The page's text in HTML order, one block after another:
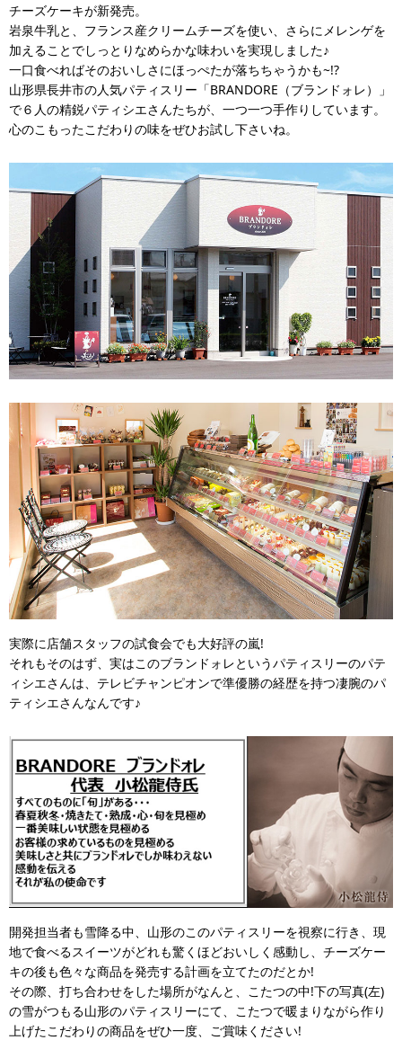
チーズケーキが新発売。
岩泉牛乳と、フランス産クリームチーズを使い、さらにメレンゲを
加えることでしっとりなめらかな味わいを実現しました♪
一口食べればそのおいしさにほっぺたが落ちちゃうかも~!?
山形県長井市の人気パティスリー「BRANDORE（ブランドォレ）」
で６人の精鋭パティシエさんたちが、一つ一つ手作りしています。
心のこもったこだわりの味をぜひお試し下さいね。
実際に店舗スタッフの試食会でも大好評の嵐!
それもそのはず、実はこのブランドォレというパティスリーのパテ
ィシエさんは、テレビチャンピオンで準優勝の経歴を持つ凄腕のパ
ティシエさんなんです♪
開発担当者も雪降る中、山形のこのパティスリーを視察に行き、現
地で食べるスイーツがどれも驚くほどおいしく感動し、チーズケー
キの後も色々な商品を発売する計画を立てたのだとか!
その際、打ち合わせをした場所がなんと、こたつの中!下の写真(左)
の雪がつもる山形のパティスリーにて、こたつで暖まりながら作り
上げたこだわりの商品をぜひ一度、ご賞味ください!